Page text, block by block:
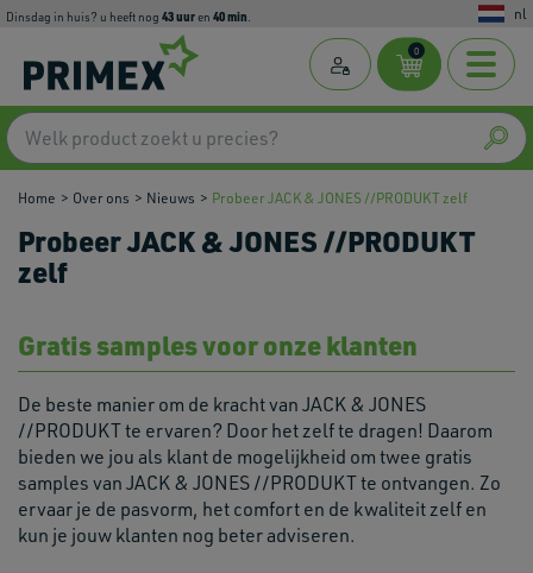
dinsdag in huis? u heeft nog 43uuren 40min nl
0
Home Over ons Nieuws Probeer JACK & JONES //PRODUKT zelf
Probeer JACK & JONES //PRODUKT
zelf
Gratis samples voor onze klanten
De beste manier om de kracht van JACK & JONES
//PRODUKT te ervaren? Door het zelf te dragen! Daarom
bieden we jou als klant de mogelijkheid om twee gratis
samples van JACK & JONES //PRODUKT te ontvangen. Zo
ervaar je de pasvorm, het comfort en de kwaliteit zelf en
kun je jouw klanten nog beter adviseren.